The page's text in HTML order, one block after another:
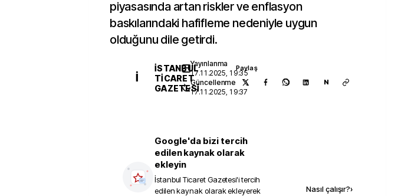
piyasasında artan riskler ve enflasyon
baskılarındaki hafifleme nedeniyle uygun
olduğunu dile getirdi.
İ
İSTANBUL
TICARET
GAZETESI
Yayınlanma
17.11.2025, 19:35
Güncellenme
17.11.2025, 19:37
Paylaş
N
Google'da bizi tercih
edilen kaynak olarak
ekleyin
İstanbul Ticaret Gazetesi'i tercih
edilen kaynak olarak ekleyerek
Nasıl çalışır?›